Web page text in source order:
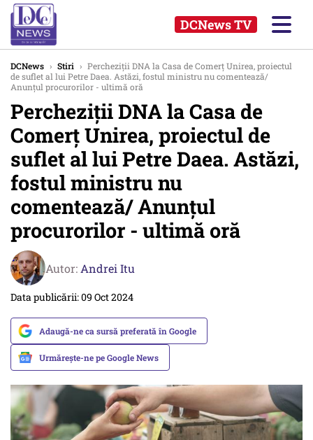
DCNews TV
DCNews › Stiri › Percheziții DNA la Casa de Comerț Unirea, proiectul
de suflet al lui Petre Daea. Astăzi, fostul ministru nu comentează/
Anunțul procurorilor - ultimă oră
Percheziții DNA la Casa de
Comerț Unirea, proiectul de
suflet al lui Petre Daea. Astăzi,
fostul ministru nu
comentează/ Anunțul
procurorilor - ultimă oră
Autor: Andrei Itu
Data publicării: 09 Oct 2024
Adaugă-ne ca sursă preferată în Google
Urmărește-ne pe Google News